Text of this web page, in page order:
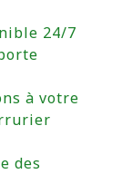
24/7
à votre
des